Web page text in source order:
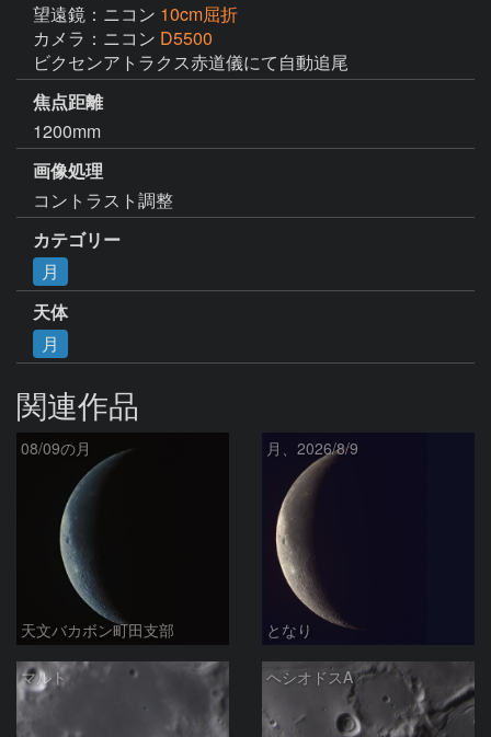
望遠鏡：ニコン 10cm屈折
カメラ：ニコン D5500
ビクセンアトラクス赤道儀にて自動追尾
焦点距離
1200mm
画像処理
コントラスト調整
カテゴリー
月
天体
月
関連作品
08/09の月
天文バカボン町田支部
月、2026/8/9
となり
マルト ヘシオドスA